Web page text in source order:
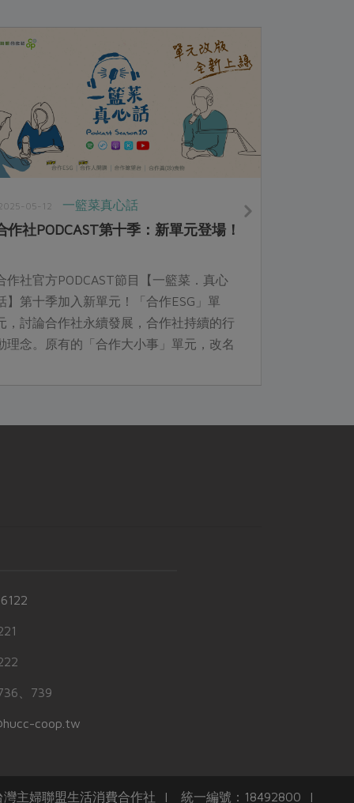
05-12 一籃菜真心話
作社PODCAST第十季：新單元登場！
作社官方PODCAST節目【一籃菜．真心
】第十季加入新單元！「合作ESG」單
，討論合作社永續發展，合作社持續的行
理念。原有的「合作大小事」單元，改名
物故事。
、739
coop.tw
灣主婦聯盟生活消費合作社 | 統一編號：18492800 |